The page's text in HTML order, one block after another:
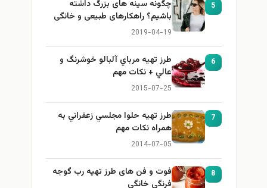
5
چگونه سینه های بزرگ داشته
باشیم؟ راهکارهای طبیعی و خانگی
برای بزرگ کردن سینه
2019-04-19
6
طرز تهيه مرباي آلبالو خوشرنگ و
عالي + نكات مهم
2015-07-25
7
طرز تهيه حلوا مجلسي زعفراني به
همراه نكات مهم
2014-07-05
8
فوت و فن های طرز تهیه رب گوجه
فرنگی خانگی